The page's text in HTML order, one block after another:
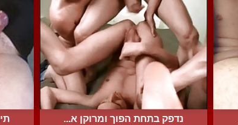
נדפק בתחת הפוך ומרוקן א...